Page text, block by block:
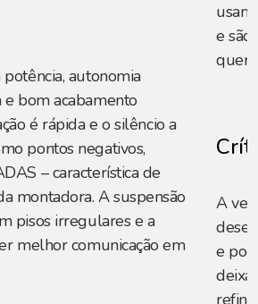
autonomia
bom acabamento
é rápida e o silêncio a
pontos negativos,
– característica de
montadora. A suspensão
pisos irregulares e a
melhor comunicação em
e são
A
e
deixa